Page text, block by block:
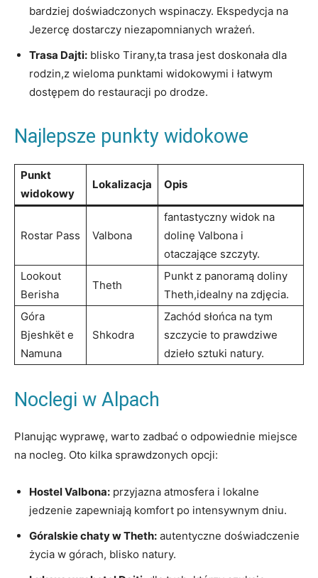
‌bardziej doświadczonych wspinaczy. Ekspedycja na
Jezercę dostarczy niezapomnianych‍ wrażeń.
Trasa ⁣Dajti: blisko Tirany,ta trasa jest​ doskonała dla
rodzin,z wieloma punktami widokowymi i łatwym
⁣dostępem do restauracji po drodze.
Najlepsze punkty ⁤widokowe
Punkt
widokowy
Lokalizacja Opis
Rostar Pass Valbona
fantastyczny widok na
dolinę⁣ Valbona i
⁤otaczające szczyty.
Lookout
Berisha
Theth
Punkt z ‌panoramą doliny
Theth,idealny na zdjęcia.
Góra‍
Bjeshkët e​
Namuna
Shkodra
Zachód​ słońca na tym
⁤szczycie to prawdziwe
dzieło sztuki natury.
Noclegi w Alpach
Planując wyprawę, ​warto zadbać​ o ​odpowiednie ​miejsce
na nocleg. Oto⁤ kilka sprawdzonych opcji:
Hostel Valbona: przyjazna atmosfera ‌i lokalne
jedzenie zapewniają komfort po intensywnym dniu.
Góralskie chaty w Theth: autentyczne ⁣doświadczenie‌
życia w górach, blisko natury.